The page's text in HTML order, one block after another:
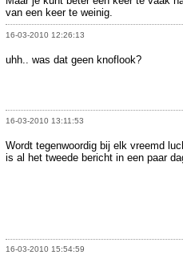
van een keer te weinig.
16-03-2010 12:26:13
uhh.. was dat geen knoflook?
16-03-2010 13:11:53
Wordt tegenwoordig bij elk vreemd
is al het tweede bericht in een paar
16-03-2010 15:54:59